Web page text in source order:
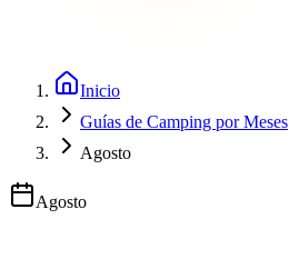
Inicio
Guías de Camping por Meses
Agosto
Agosto